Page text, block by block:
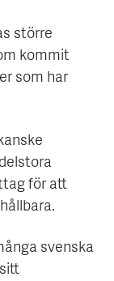
större
kommit
som har
för att
svenska